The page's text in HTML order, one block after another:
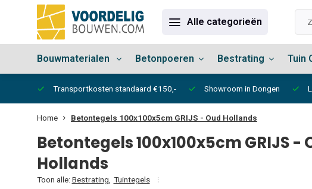
Alle categorieën
Bouwmaterialen Betonpoeren Bestrating Tuin
Transportkosten standaard €150,- Showroom in Dongen
Home Betontegels 100x100x5cm GRIJS - Oud Hollands
Betontegels 100x100x5cm GRIJS -
Hollands
Toon alle: Bestrating Tuintegels